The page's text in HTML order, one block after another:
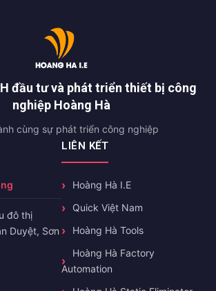
đầu tư và phát triển thiết bị công
nghiệp Hoàng Hà
cùng sự phát triển công nghiệp
đô thị
Duyệt, Sơn
LIÊN KẾT
Hoàng Hà I.E
Quick Việt Nam
Hoàng Hà Tools
Hoàng Hà Factory
Automation